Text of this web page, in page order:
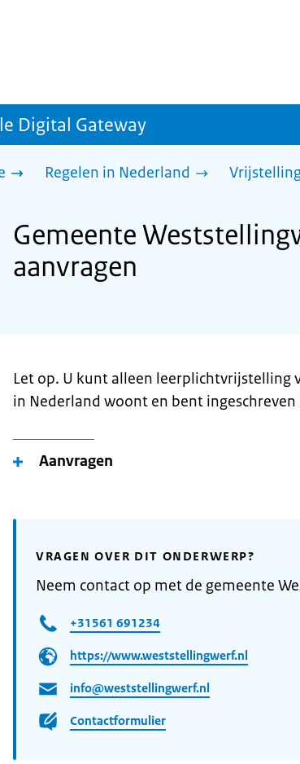
Digital Gateway
Regelen in Nederland
Gemeente
aanvragen
Let op. U kunt alleen leerplichtvrijstelling
in Nederland woont en bent
Aanvragen
VRAGEN OVER DIT ONDERWERP?
Neem contact op met de gemeente
+31561 691234
https://www.weststellingwerf.nl
info@weststellingwerf.nl
Contactformulier